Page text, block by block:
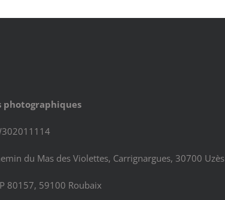
photographiques
du Mas des Violettes, Carrignargues, 30700 Uzès
80157, 59100 Roubaix